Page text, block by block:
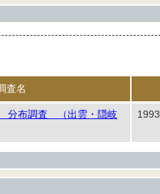
査名
分布調査 （出雲・隠岐